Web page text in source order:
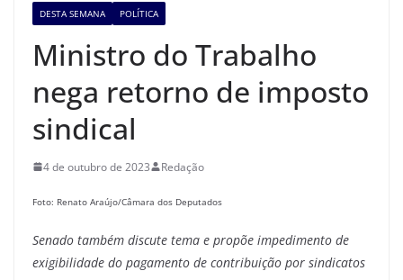
DESTA SEMANA POLÍTICA
Ministro do Trabalho
nega retorno de imposto
sindical
4 de outubro de 2023 Redação
Foto: Renato Araújo/Câmara dos Deputados
Senado também discute tema e propõe impedimento de
exigibilidade do pagamento de contribuição por sindicatos